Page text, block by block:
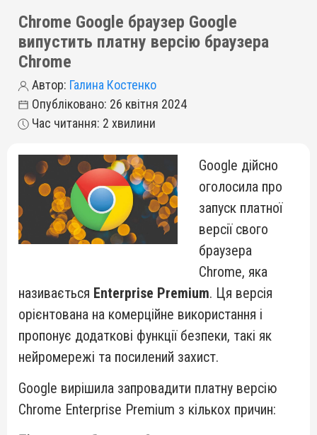
Chrome Google браузер Google
випустить платну версію браузера
Chrome
Автор: Галина Костенко
Опубліковано: 26 квітня 2024
Час читання: 2 хвилини
Google дійсно
оголосила про
запуск платної
версії свого
браузера
Chrome, яка
називається Enterprise Premium. Ця версія
орієнтована на комерційне використання і
пропонує додаткові функції безпеки, такі як
нейромережі та посилений захист.
Google вирішила запровадити платну версію
Chrome Enterprise Premium з кількох причин: